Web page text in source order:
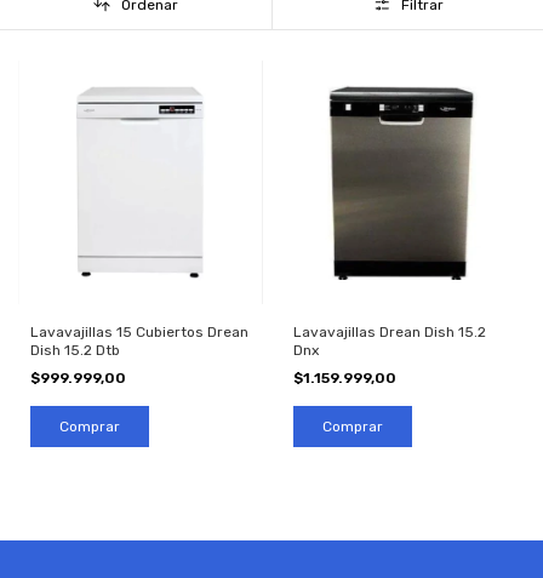
Ordenar Filtrar
Lavavajillas 15 Cubiertos Drean
Dish 15.2 Dtb
$999.999,00
Lavavajillas Drean Dish 15.2
Dnx
$1.159.999,00